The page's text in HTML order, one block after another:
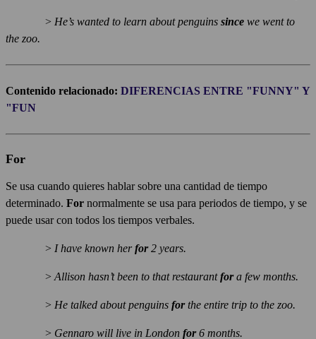
> He’s wanted to learn about penguins since we went to
the zoo.
Contenido relacionado: DIFERENCIAS ENTRE "FUNNY" Y
"FUN
For
Se usa cuando quieres hablar sobre una cantidad de tiempo
determinado. For normalmente se usa para periodos de tiempo, y se
puede usar con todos los tiempos verbales.
> I have known herfor2 years.
> Allison hasn’t been to that restaurantfora few months.
> He talked about penguins forthe entire trip to the zoo.
> Gennaro will live in London for6 months.